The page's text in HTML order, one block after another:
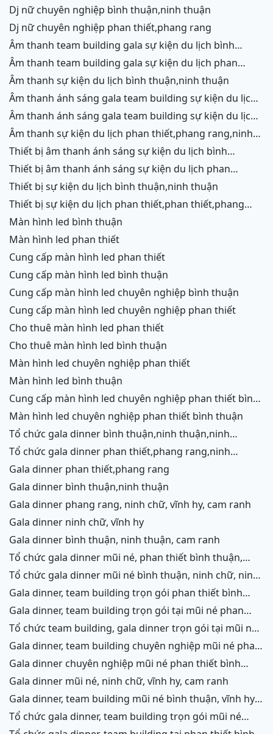
dj nữ chuyên nghiệp bình thuận,ninh thuận
dj nữ chuyên nghiệp phan thiết,phang rang
âm thanh team building gala sự kiện du lịch bình
thuận,ninh thuận
âm thanh team building gala sự kiện du lịch phan
thiết,phang rang,ninh chữ, vĩnh hy
âm thanh sự kiện du lịch bình thuận,ninh thuận
âm thanh ánh sáng gala team building sự kiện du lịch
bình thuận,ninh thuận
âm thanh ánh sáng gala team building sự kiện du lịch
phan thiết,phang rang,ninh chữ,vĩnh hy
âm thanh sự kiện du lịch phan thiết,phang rang,ninh
chữ,vĩnh hy,ninh thuận,cam ranh
thiết bị âm thanh ánh sáng sự kiện du lịch bình
thuận,ninh thuận
thiết bị âm thanh ánh sáng sự kiện du lịch phan
thiết,phang rang,ninh chữ,vĩnh hy,cam ranh
thiết bị sự kiện du lịch bình thuận,ninh thuận
thiết bị sự kiện du lịch phan thiết,phan thiết,phang
rang,ninh chữ,vĩnh hy,cam ranh
màn hình led bình thuận
màn hình led phan thiết
cung cấp màn hình led phan thiết
cung cấp màn hình led bình thuận
cung cấp màn hình led chuyên nghiệp bình thuận
cung cấp màn hình led chuyên nghiệp phan thiết
cho thuê màn hình led phan thiết
cho thuê màn hình led bình thuận
màn hình led chuyên nghiệp phan thiết
màn hình led bình thuận
cung cấp màn hình led chuyên nghiệp phan thiết bình
thuận
màn hình led chuyên nghiệp phan thiết bình thuận
tổ chức gala dinner bình thuận,ninh thuận,ninh
chữ,vĩnh hy,cam ranh
tổ chức gala dinner phan thiết,phang rang,ninh
chữ,vĩnh hy,cam ranh
gala dinner phan thiết,phang rang
gala dinner bình thuận,ninh thuận
gala dinner phang rang, ninh chữ, vĩnh hy, cam ranh
gala dinner ninh chữ, vĩnh hy
gala dinner bình thuận, ninh thuận, cam ranh
tổ chức gala dinner mũi né, phan thiết bình thuận,
ninh thuận, ninh chữ, vĩnh hy, cam ranh
tổ chức gala dinner mũi né bình thuận, ninh chữ, ninh
thuận, cam ranh
gala dinner, team building trọn gói phan thiết bình
thuận, phang rang, ninh thuận, vĩnh hy,cam ranh
gala dinner, team building trọn gói tại mũi né phan
thiết bình thuận, phang rang ninh chữ ninh thuận, cam
tổ chức team building, gala dinner trọn gói tại mũi né
phan thiết bình thuận, phang rang, ninh chữ, vĩnh hy,
ninh thuận, cam ranh
gala dinner, team building chuyên nghiệp mũi né phan
thiết, ninh chữ ninh thuận, vĩnh hy, cam ranh
gala dinner chuyên nghiệp mũi né phan thiết bình
thuận, ninh chữ, phang rang, ninh thuận, cam ranh
gala dinner mũi né, ninh chữ, vĩnh hy, cam ranh
gala dinner, team building mũi né bình thuận, vĩnh hy,
ninh chữ, cam ranh
tổ chức gala dinner, team building trọn gói mũi né
phan thiết bình thuận, ninh chữ, vĩnh hy, cam ranh,